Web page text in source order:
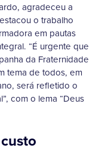
agradeceu a
o trabalho
em pautas
“É urgente que
da Fraternidade
tema de todos, em
será refletido o
com o lema “Deus